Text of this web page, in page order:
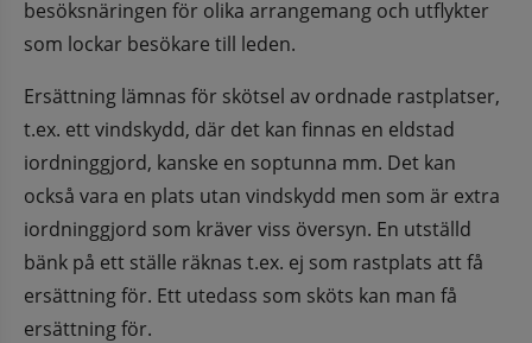
besöksnäringen för olika arrangemang och utflykter
som lockar besökare till leden.
Ersättning lämnas för skötsel av ordnade rastplatser,
t.ex. ett vindskydd, där det kan finnas en eldstad
iordninggjord, kanske en soptunna mm. Det kan
också vara en plats utan vindskydd men som är extra
iordninggjord som kräver viss översyn. En utställd
bänk på ett ställe räknas t.ex. ej som rastplats att få
ersättning för. Ett utedass som sköts kan man få
ersättning för.